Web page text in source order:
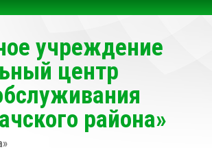
учреждение
центр
района»